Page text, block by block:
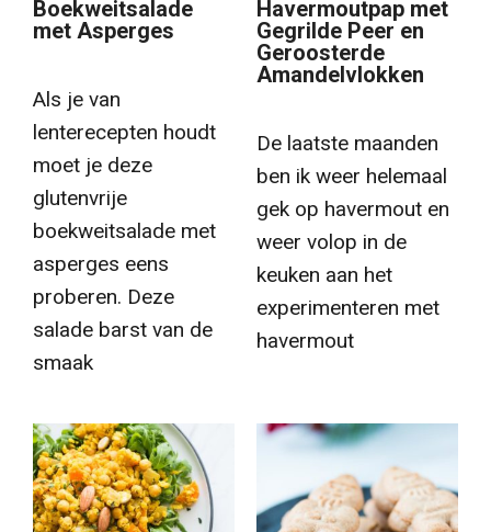
Boekweitsalade
met Asperges
Als je van
lenterecepten houdt
moet je deze
glutenvrije
boekweitsalade met
asperges eens
proberen. Deze
salade barst van de
smaak
Havermoutpap met
Gegrilde Peer en
Geroosterde
Amandelvlokken
De laatste maanden
ben ik weer helemaal
gek op havermout en
weer volop in de
keuken aan het
experimenteren met
havermout